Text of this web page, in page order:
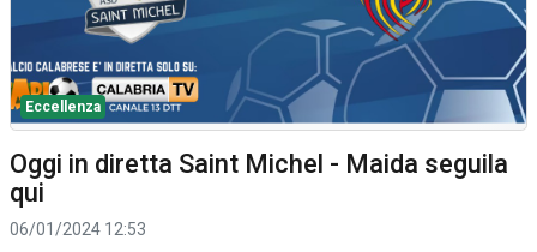
Eccellenza
Oggi in diretta Saint Michel - Maida seguila
qui
06/01/2024 12:53